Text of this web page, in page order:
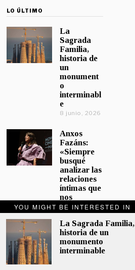
YOU MIGHT BE INTERESTED IN
La Sagrada Familia,
historia de un
monumento
interminable
LO ÚLTIMO
La
Sagrada
Familia,
historia de
un
monument
o
interminabl
e
8 junio, 2026
Anxos
Fazáns:
«Siempre
busqué
analizar las
relaciones
íntimas que
nos
afectan»
5 junio, 2026
El hijo de la
cómica, el
homenaje